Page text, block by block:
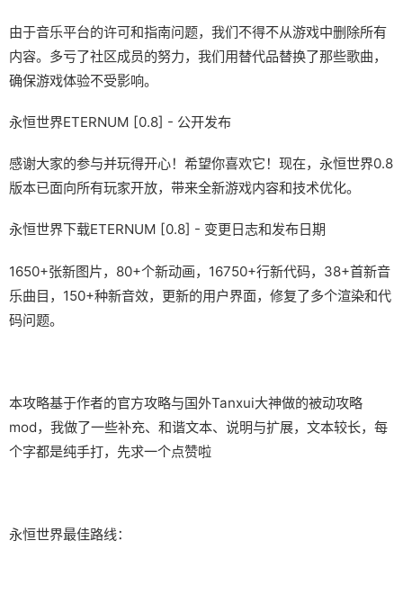
由于音乐平台的许可和指南问题，我们不得不从游戏中删除所有
内容。多亏了社区成员的努力，我们用替代品替换了那些歌曲，
确保游戏体验不受影响。
永恒世界ETERNUM [0.8] - 公开发布
感谢大家的参与并玩得开心！希望你喜欢它！现在，永恒世界0.8
版本已面向所有玩家开放，带来全新游戏内容和技术优化。
永恒世界下载ETERNUM [0.8] - 变更日志和发布日期
1650+张新图片，80+个新动画，16750+行新代码，38+首新音
乐曲目，150+种新音效，更新的用户界面，修复了多个渲染和代
码问题。
本攻略基于作者的官方攻略与国外Tanxui大神做的被动攻略
mod，我做了一些补充、和谐文本、说明与扩展，文本较长，每
个字都是纯手打，先求一个点赞啦
永恒世界最佳路线：